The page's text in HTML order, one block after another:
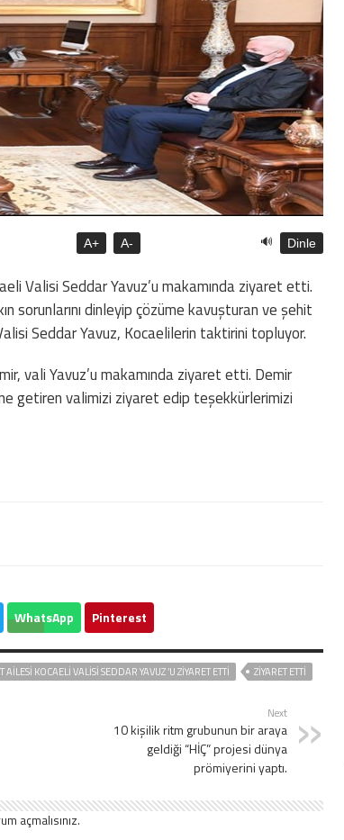
A+ A- 🔊 Dinle
Valisi Seddar Yavuz’u makamında ziyaret etti.
sorunlarını dinleyip çözüme kavuşturan ve şehit
Seddar Yavuz, Kocaelilerin taktirini topluyor.
vali Yavuz’u makamında ziyaret etti. Demir
getiren valimizi ziyaret edip teşekkürlerimizi
WhatsApp Pinterest
AİLESİ KOCAELİ VALİSİ SEDDAR YAVUZ ’U ZİYARET ETTİ ZİYARET ETTİ
Next
10 kişilik ritm grubunun bir araya
geldiği “HİÇ” projesi dünya
prömiyerini yaptı.
açmalısınız.